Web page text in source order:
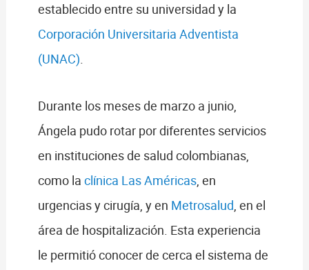
establecido entre su universidad y la
Corporación Universitaria Adventista
(UNAC).
Durante los meses de marzo a junio,
Ángela pudo rotar por diferentes servicios
en instituciones de salud colombianas,
como la clínica Las Américas, en
urgencias y cirugía, y en Metrosalud, en el
área de hospitalización. Esta experiencia
le permitió conocer de cerca el sistema de